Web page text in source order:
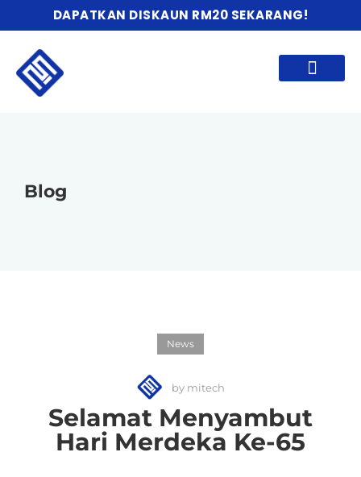
DAPATKAN DISKAUN RM20 SEKARANG!
Blog
News
bymitech
Selamat Menyambut
Hari Merdeka Ke-65